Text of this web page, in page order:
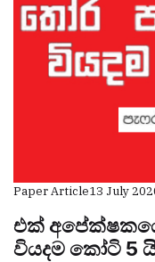
Paper Article13 July
එක්
වියදම කෝටි 5